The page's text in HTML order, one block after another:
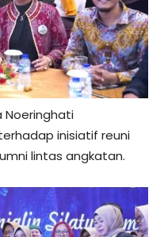
Noeringhati
inisiatif reuni
lintas angkatan.